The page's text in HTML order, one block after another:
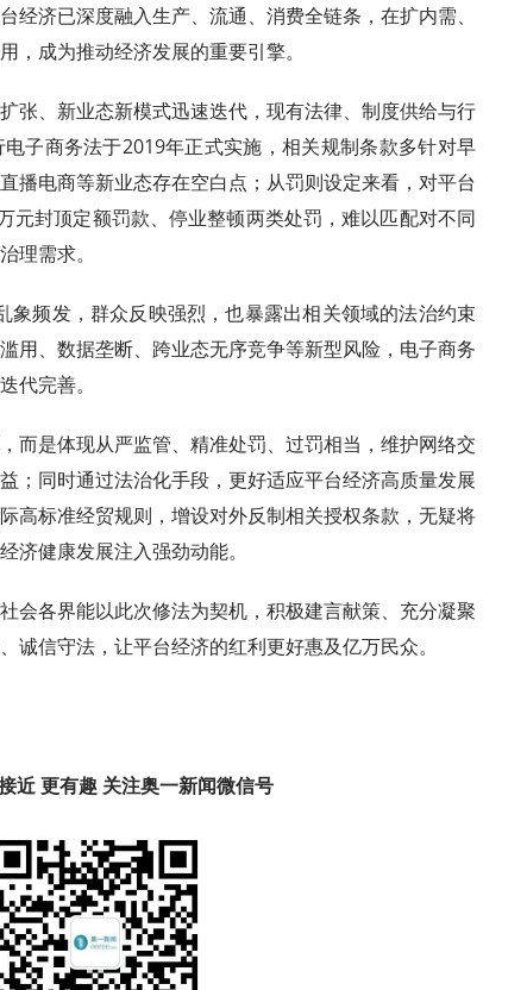
经济已深度融入生产、流通、消费全链条，在扩内需、
，成为推动经济发展的重要引擎。
张、新业态新模式迅速迭代，现有法律、制度供给与行
子商务法于2019年正式实施，相关规制条款多针对早
播电商等新业态存在空白点；从罚则设定来看，对平台
元封顶定额罚款、停业整顿两类处罚，难以匹配对不同
理需求。
象频发，群众反映强烈，也暴露出相关领域的法治约束
用、数据垄断、跨业态无序竞争等新型风险，电子商务
代完善。
而是体现从严监管、精准处罚、过罚相当，维护网络交
；同时通过法治化手段，更好适应平台经济高质量发展
高标准经贸规则，增设对外反制相关授权条款，无疑将
济健康发展注入强劲动能。
会各界能以此次修法为契机，积极建言献策、充分凝聚
诚信守法，让平台经济的红利更好惠及亿万民众。
近 更有趣 关注奥一新闻微信号